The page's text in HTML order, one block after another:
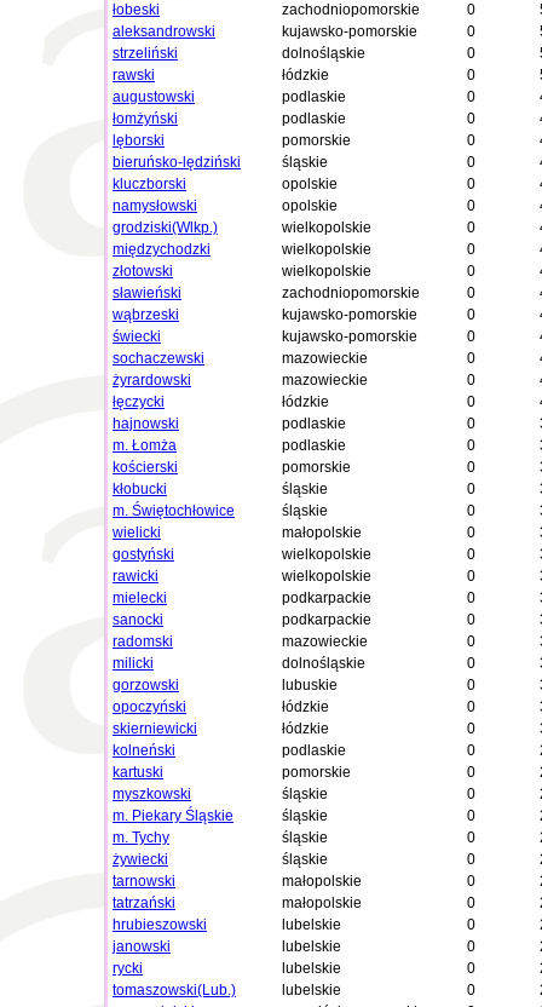
łobeski
zachodniopomorskie 0
aleksandrowski
kujawsko-pomorskie 0
strzeliński
dolnośląskie 0
rawski
łódzkie 0
augustowski
podlaskie 0
łomżyński
podlaskie 0
lęborski
pomorskie 0
bieruńsko-lędziński
śląskie 0
kluczborski
opolskie 0
namysłowski
opolskie 0
grodziski(Wlkp.)
wielkopolskie 0
międzychodzki
wielkopolskie 0
złotowski
wielkopolskie 0
sławieński
zachodniopomorskie 0
wąbrzeski
kujawsko-pomorskie 0
świecki
kujawsko-pomorskie 0
sochaczewski
mazowieckie 0
żyrardowski
mazowieckie 0
łęczycki
łódzkie 0
hajnowski
podlaskie 0
m. Łomża
podlaskie 0
kościerski
pomorskie 0
kłobucki
śląskie 0
m. Świętochłowice
śląskie 0
wielicki
małopolskie 0
gostyński
wielkopolskie 0
rawicki
wielkopolskie 0
mielecki
podkarpackie 0
sanocki
podkarpackie 0
radomski
mazowieckie 0
milicki
dolnośląskie 0
gorzowski
lubuskie 0
opoczyński
łódzkie 0
skierniewicki
łódzkie 0
kolneński
podlaskie 0
kartuski
pomorskie 0
myszkowski
śląskie 0
m. Piekary Śląskie
śląskie 0
m. Tychy
śląskie 0
żywiecki
śląskie 0
tarnowski
małopolskie 0
tatrzański
małopolskie 0
hrubieszowski
lubelskie 0
janowski
lubelskie 0
rycki
lubelskie 0
tomaszowski(Lub.)
lubelskie 0